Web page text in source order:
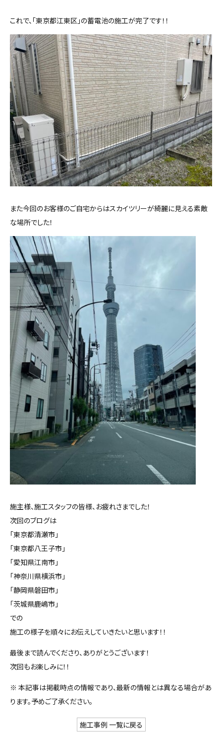
これで、「東京都江東区」の蓄電池の施工が完了です！！
また今回のお客様のご自宅からはスカイツリーが綺麗に見える素敵
な場所でした！
施主様、施工スタッフの皆様、お疲れさまでした！
次回のブログは
「東京都清瀬市」
「東京都八王子市」
「愛知県江南市」
「神奈川県横浜市」
「静岡県磐田市」
「茨城県鹿嶋市」
での
施工の様子を順々にお伝えしていきたいと思います！！
最後まで読んでくださり、ありがとうございます！
次回もお楽しみに！！
※ 本記事は掲載時点の情報であり、最新の情報とは異なる場合があ
ります。予めご了承ください。
施工事例 一覧に戻る